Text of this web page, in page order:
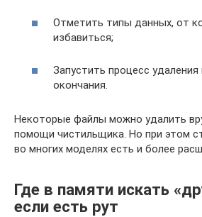
Отметить типы данных, от
избавиться;
Запустить процесс
окончания.
Некоторые файлы можно удалить
помощи чистильщика. Но при этом
во многих моделях есть и более
Где в памяти искать
если есть рут